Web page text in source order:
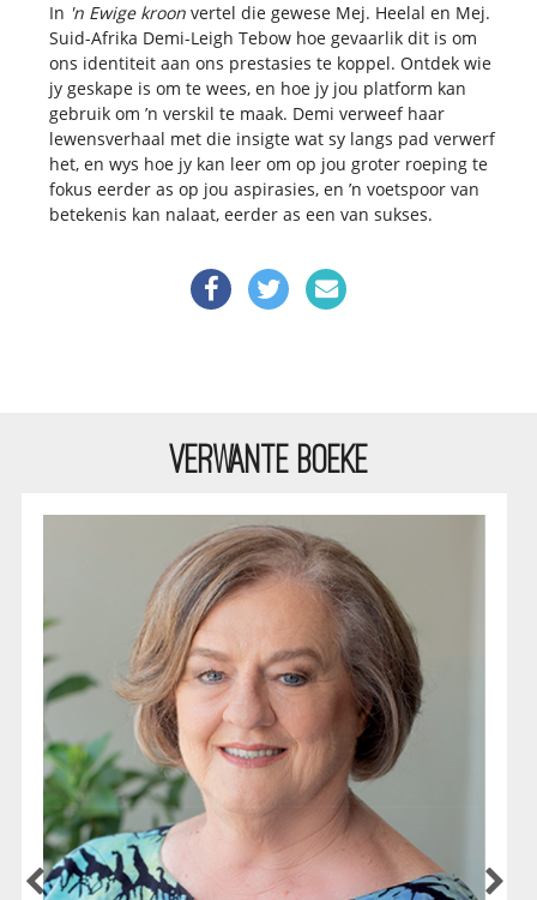
In 'n Ewige kroonvertel die gewese Mej. Heelal en Mej.
Suid-Afrika Demi-Leigh Tebow hoe gevaarlik dit is om
ons identiteit aan ons prestasies te koppel. Ontdek wie
jy geskape is om te wees, en hoe jy jou platform kan
gebruik om ’n verskil te maak. Demi verweef haar
lewensverhaal met die insigte wat sy langs pad verwerf
het, en wys hoe jy kan leer om op jou groter roeping te
fokus eerder as op jou aspirasies, en ’n voetspoor van
betekenis kan nalaat, eerder as een van sukses.
VERWANTE BOEKE